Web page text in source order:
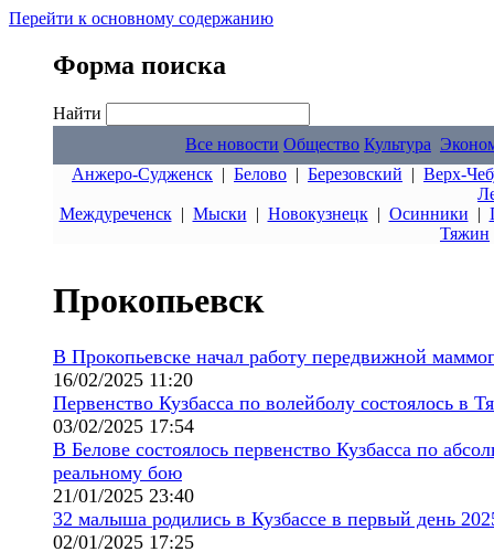
Перейти к основному содержанию
Форма поиска
Найти
Все новости Общество Культура
Анжеро-Судженск | Белово | Березовский | Верх-
Междуреченск| Мыски | Новокузнецк| Осинники |
Тяжин
Прокопьевск
В Прокопьевске начал работу передвижной
16/02/2025 11:20
Первенство Кузбасса по волейболу состоялось в
03/02/2025 17:54
В Белове состоялось первенство Кузбасса по
реальному бою
21/01/2025 23:40
32 малыша родились в Кузбассе в первый день
02/01/2025 17:25